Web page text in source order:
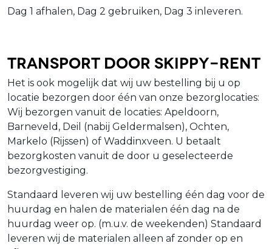
Dag 1 afhalen, Dag 2 gebruiken, Dag 3 inleveren.
Transport door Skippy-Rent
Het is ook mogelijk dat wij uw bestelling bij u op
locatie bezorgen door één van onze bezorglocaties:
Wij bezorgen vanuit de locaties: Apeldoorn,
Barneveld, Deil (nabij Geldermalsen), Ochten,
Markelo (Rijssen) of Waddinxveen. U betaalt
bezorgkosten vanuit de door u geselecteerde
bezorgvestiging.
Standaard leveren wij uw bestelling één dag voor de
huurdag en halen de materialen één dag na de
huurdag weer op. (m.u.v. de weekenden) Standaard
leveren wij de materialen alleen af zonder op en